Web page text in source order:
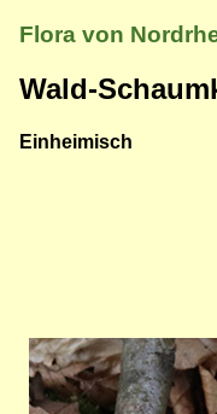
Flora von
Wald-
Einheimisch
Bild